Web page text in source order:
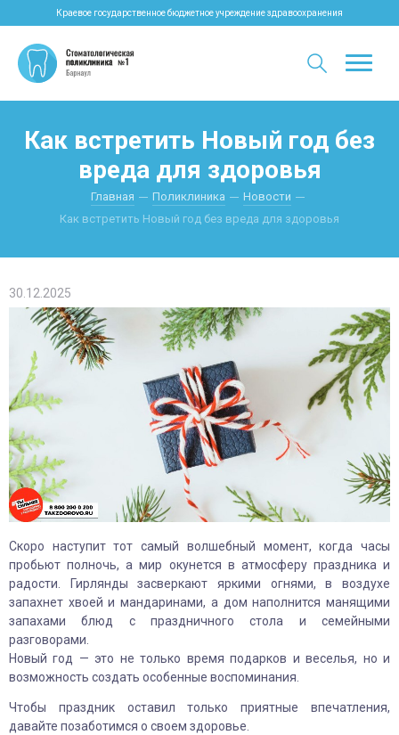
Краевое государственное бюджетное учреждение здравоохранения
Как встретить Новый год без
вреда для здоровья
Главная Поликлиника
Новости
Как встретить Новый год без вреда для здоровья
30.12.2025
Скоро наступит тот самый волшебный момент, когда часы
пробьют полночь, а мир окунется в атмосферу праздника и
радости. Гирлянды засверкают яркими огнями, в воздухе
запахнет хвоей и мандаринами, а дом наполнится манящими
запахами блюд с праздничного стола и семейными
разговорами.
Новый год — это не только время подарков и веселья, но и
возможность создать особенные воспоминания.
Чтобы праздник оставил только приятные впечатления,
давайте позаботимся о своем здоровье.